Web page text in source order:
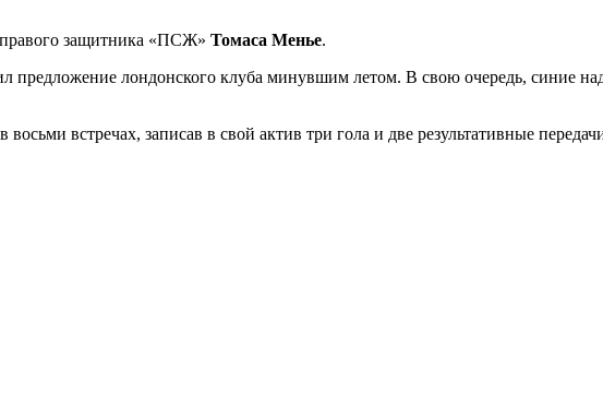
правого защитника «ПСЖ» Томаса Менье.
предложение лондонского клуба минувшим летом. В свою очередь, синие
встречах, записав в свой актив три гола и две результативные